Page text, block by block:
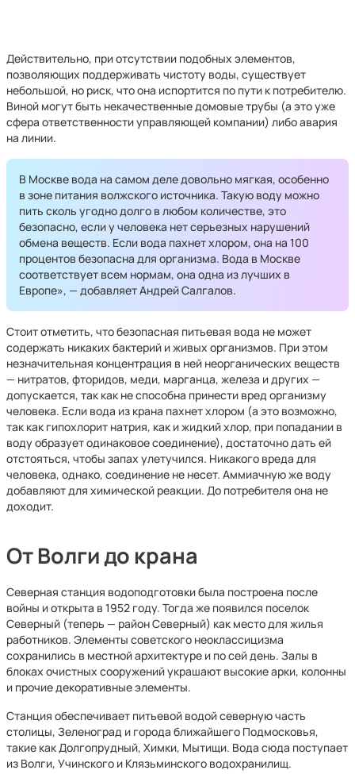
Действительно, при отсутствии подобных элементов,
позволяющих поддерживать чистоту воды, существует
небольшой, но риск, что она испортится по пути к потребителю.
Виной могут быть некачественные домовые трубы (а это уже
сфера ответственности управляющей компании) либо авария
на линии.
В Москве вода на самом деле довольно мягкая, особенно
в зоне питания волжского источника. Такую воду можно
пить сколь угодно долго в любом количестве, это
безопасно, если у человека нет серьезных нарушений
обмена веществ. Если вода пахнет хлором, она на 100
процентов безопасна для организма. Вода в Москве
соответствует всем нормам, она одна из лучших в
Европе», — добавляет Андрей Салгалов.
Стоит отметить, что безопасная питьевая вода не может
содержать никаких бактерий и живых организмов. При этом
незначительная концентрация в ней неорганических веществ
— нитратов, фторидов, меди, марганца, железа и других —
допускается, так как не способна принести вред организму
человека. Если вода из крана пахнет хлором (а это возможно,
так как гипохлорит натрия, как и жидкий хлор, при попадании в
воду образует одинаковое соединение), достаточно дать ей
отстояться, чтобы запах улетучился. Никакого вреда для
человека, однако, соединение не несет. Аммиачную же воду
добавляют для химической реакции. До потребителя она не
доходит.
От Волги до крана
Северная станция водоподготовки была построена после
войны и открыта в 1952 году. Тогда же появился поселок
Северный (теперь — район Северный) как место для жилья
работников. Элементы советского неоклассицизма
сохранились в местной архитектуре и по сей день. Залы в
блоках очистных сооружений украшают высокие арки, колонны
и прочие декоративные элементы.
Станция обеспечивает питьевой водой северную часть
столицы, Зеленоград и города ближайшего Подмосковья,
такие как Долгопрудный, Химки, Мытищи. Вода сюда поступает
из Волги, Учинского и Клязьминского водохранилищ.